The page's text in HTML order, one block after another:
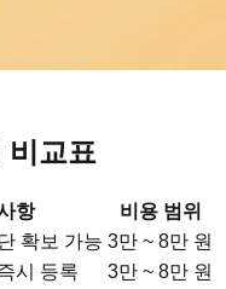
비교표
항
비용 범위
확보 가능 3만 ~ 8만 원
시 등록
3만 ~ 8만 원